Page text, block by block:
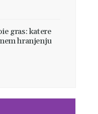
gras: katere
hranjenju